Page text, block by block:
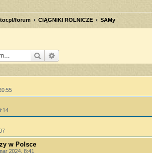
forum CIĄGNIKI ROLNICZE SAMy
Szukaj
w Polsce
2024, 8:41